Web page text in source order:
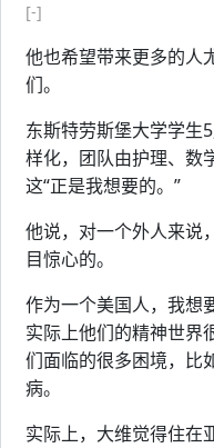
[-]
他也希望带来更多的人
们。
东斯特劳斯堡大学学生
样化，团队由护理、数
这“正是我想要的。”
他说，对一个外人来说
目惊心的。
作为一个美国人，我想
实际上他们的精神世界
们面临的很多困境，比
病。
实际上，大维觉得住在